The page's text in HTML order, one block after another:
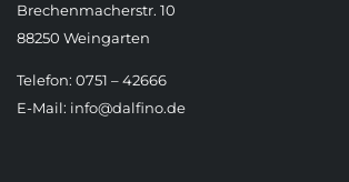
Brechenmacherstr. 10
88250 Weingarten
Telefon: 0751 – 42666
E-Mail: info@dalfino.de